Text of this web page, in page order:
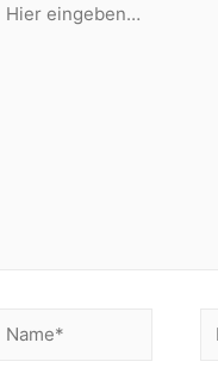
eingeben…
Name*
E-